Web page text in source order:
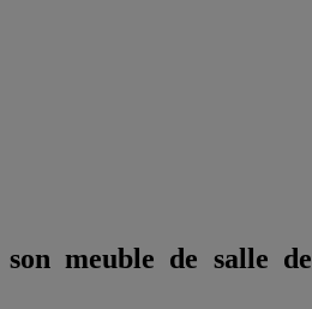
meuble de salle de